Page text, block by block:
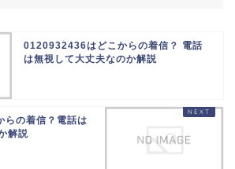
0120932436はどこからの着信？ 電話
は無視して大丈夫なのか解説
の着信？電話は
解説